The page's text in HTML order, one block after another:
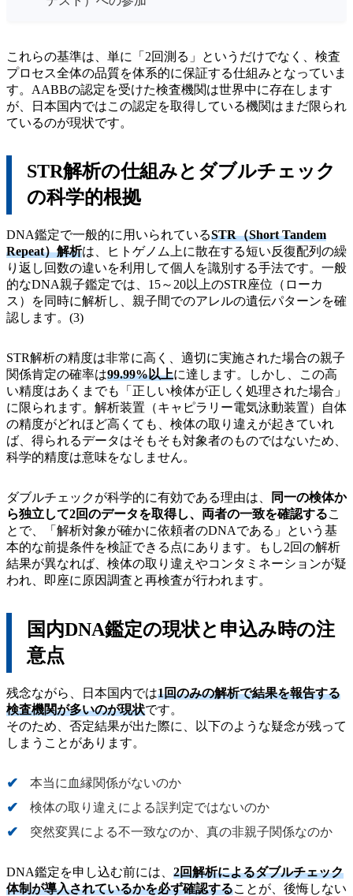
これらの基準は、単に「2回測る」というだけでなく、検査
プロセス全体の品質を体系的に保証する仕組みとなっていま
す。AABBの認定を受けた検査機関は世界中に存在します
が、日本国内ではこの認定を取得している機関はまだ限られ
ているのが現状です。
STR解析の仕組みとダブルチェック
の科学的根拠
DNA鑑定で一般的に用いられているSTR（Short Tandem
Repeat）解析は、ヒトゲノム上に散在する短い反復配列の繰
り返し回数の違いを利用して個人を識別する手法です。一般
的なDNA親子鑑定では、15～20以上のSTR座位（ローカ
ス）を同時に解析し、親子間でのアレルの遺伝パターンを確
認します。(3)
STR解析の精度は非常に高く、適切に実施された場合の親子
関係肯定の確率は99.99%以上に達します。しかし、この高
い精度はあくまでも「正しい検体が正しく処理された場合」
に限られます。解析装置（キャピラリー電気泳動装置）自体
の精度がどれほど高くても、検体の取り違えが起きていれ
ば、得られるデータはそもそも対象者のものではないため、
科学的精度は意味をなしません。
ダブルチェックが科学的に有効である理由は、
同一の検体か
ら独立して2回のデータを取得し、両者の一致を確認するこ
とで、「解析対象が確かに依頼者のDNAである」という基
本的な前提条件を検証できる点にあります。もし2回の解析
結果が異なれば、検体の取り違えやコンタミネーションが疑
われ、即座に原因調査と再検査が行われます。
国内DNA鑑定の現状と申込み時の注
意点
残念ながら、日本国内では1回のみの解析で結果を報告する
検査機関が多いのが現状です。
そのため、否定結果が出た際に、以下のような疑念が残って
しまうことがあります。
本当に血縁関係がないのか
検体の取り違えによる誤判定ではないのか
突然変異による不一致なのか、真の非親子関係なのか
DNA鑑定を申し込む前には、 2回解析によるダブルチェック
体制が導入されているかを必ず確認することが、後悔しない